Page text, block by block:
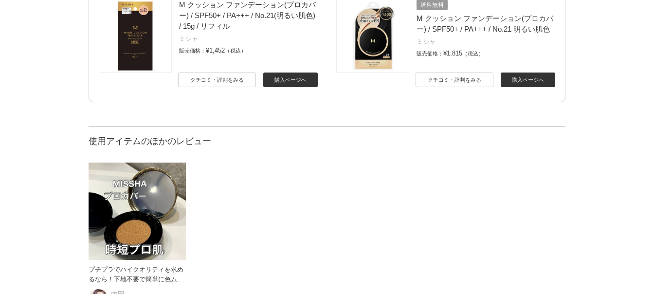
M クッション ファンデーション(プロカバ
ー) / SPF50+ / PA+++ / No.21(明るい肌色)
/ 15g / リフィル
ミシャ
販売価格： ¥1,452 （税込）
購入ページへ
クチコミ・評判をみる
送料無料
M クッション ファンデーション(プロカバ
ー) / SPF50+ / PA+++ / No.21 明るい肌色
ミシャ
販売価格： ¥1,815 （税込）
購入ページへ
クチコミ・評判をみる
使用アイテムのほかのレビュー
プチプラでハイクオリティを求め
るなら！下地不要で簡単に色ムラ
をカバーしてくれるプロカバーが